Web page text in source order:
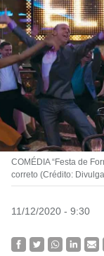
COMÉDIA “Festa de
correto (Crédito:
11/12/2020 - 9:30